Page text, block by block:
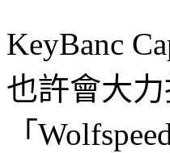
KeyBanc
也許會大
「